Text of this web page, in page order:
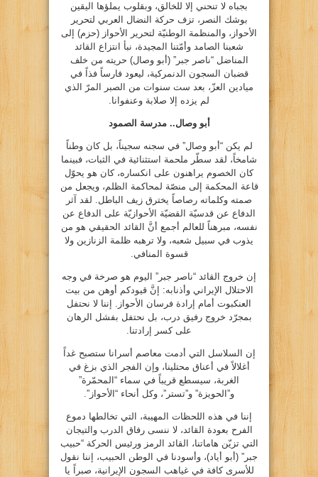
بجباه لا تنحني إلا للخالق، وبقلوب يملؤها اليقين
بوشك النصر، تزف حركة النضال العربي لتحرير
الأحواز، والمنظمة الوطنيّة لتحرير الأحواز (حزم) إلى
شعبنا الصامد وأمّتنا المجيدة، نبأ انتزاع القائد
المناضل “ناصر جبر” (أبو وصال) حريته من خلف
قضبان السجون الدنمركية، ليعود فارساً فذاً في
ميادين العزّ، بعد ست سنوات من الصبر المرّ الذي
لم يزده إلا صلابة وعنفوانا.
أبو وصال.. مدرسة الصمود
لم يكن “أبو وصال” في سجنه سجيناً، بل كان وطناً
شامخاً، لقد سطّر ملحمة استثنائية في الثبات، فبينما
كان الخصوم يراهنون على انكساره، كان هو يحوّل
قاعة المحكمة إلى منصّة لمحاكمة الظلم، ويجعل من
صمته وكلماته رصاصاً يخترق زيف الباطل. لقد آثر
الدفاع عن قدسيّة القضيّة الأحوازيّة على الدفاع عن
نفسه، مبرهناً للعالم أجمع أنَّ القائد الحقيقي هو من
يذوب في سبيل شعبه، ولا ترهبه ظلمة الزنازين ولا
قسوة المنافي.
إن خروج القائد “ناصر جبر” اليوم هو صرخة في وجه
الاحتلال الإيراني وأذنابه: إنَّ قيودكم أوهن من بيت
العنكبوت أمام إرادة فرسان الأحواز. إننا لا نحتفل
بمجرّد خروج رفيق درب، بل نحتفل بفشل الرهان
على كسر إرادتنا.
إن السلاسل التي أدمت معاصم أسرانا ستصبح غداً
أغلالاً في أعناق محتلينا، وإن الفجر الذي بزغ في
الغربة، سيسطع قريباً في سماء “المحمّرة”
و”الحويزة” و”تستر”، وكل أنحاء “الأحواز”.
إننا في هذه اللحظات المهيبة، التي تخالطها دموع
الفرح بعودة القائد، لا ننسى رفاق الدرب والتيجان
التي تزيّن هاماتنا، القائد الرمز ورئيس الحركة “حبيب
جبر” (أبو أياد)، وأسودنا في الوطن الحبيب، إننا نقول
للأسرى كافة في غياهب السجون الإيرانية، صبراً يا